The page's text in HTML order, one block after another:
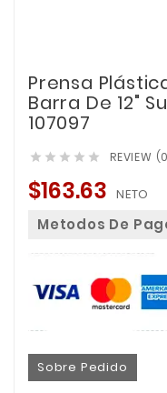
Prensa
Barra De 12"
107097
     REVIEW
$163.63 NETO
Metodos De
Sobre Pedido